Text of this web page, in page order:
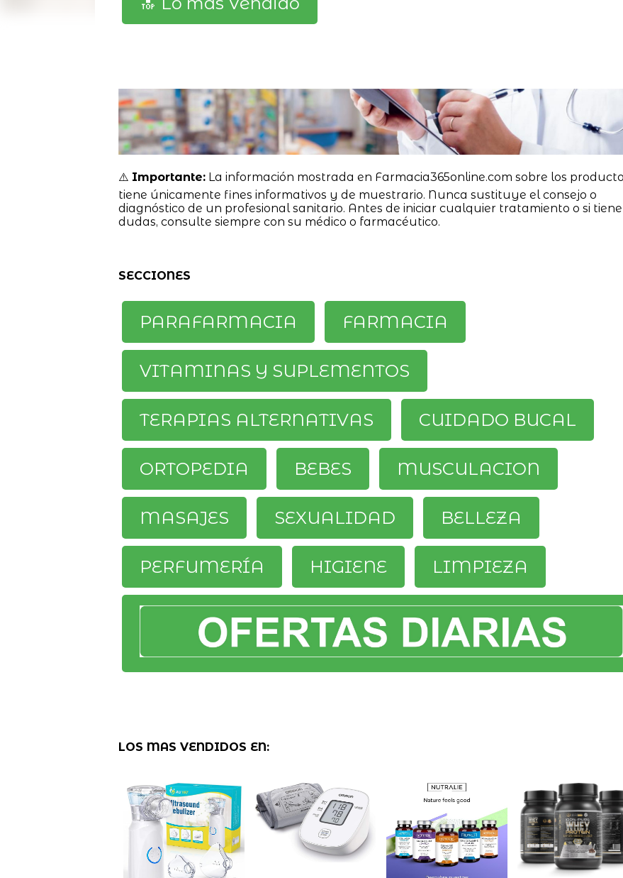
⚠️ Importante:La información mostrada en Farmacia365online.com sobre los
tiene únicamente fines informativos y de muestrario. Nunca sustituye el consejo o
diagnóstico de un profesional sanitario. Antes de iniciar cualquier tratamiento o si tiene
dudas, consulte siempre con su médico o farmacéutico.
SECCIONES
PARAFARMACIA FARMACIA
VITAMINAS Y SUPLEMENTOS
TERAPIAS ALTERNATIVAS CUIDADO BUCAL
ORTOPEDIA BEBES MUSCULACION
MASAJES SEXUALIDAD BELLEZA
PERFUMERÍA HIGIENE LIMPIEZA
LOS MAS VENDIDOS EN: